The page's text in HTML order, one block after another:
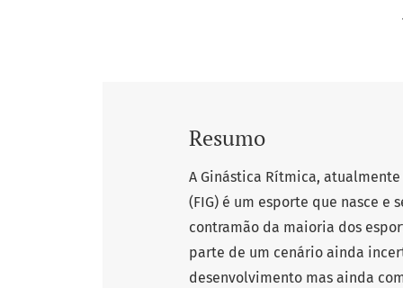
Resumo
A Ginástica Rítmica,
(FIG) é um esporte que nasce
contramão da maioria dos
parte de um cenário ainda
desenvolvimento mas ainda